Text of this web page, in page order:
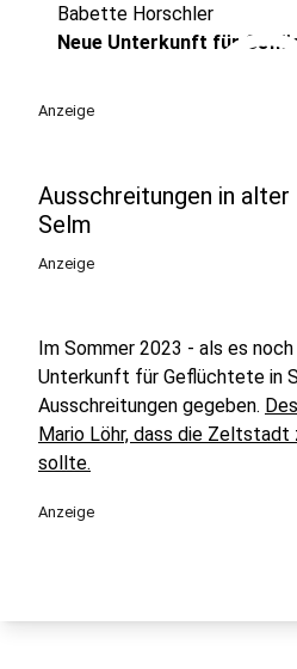
Babette Horschler
Neue Unterkunft für
Anzeige
Ausschreitungen in
Selm
Anzeige
Im Sommer 2023 - als es
Unterkunft für Geflüchtete in
Ausschreitungen gegeben.
Mario Löhr, dass die
sollte.
Anzeige